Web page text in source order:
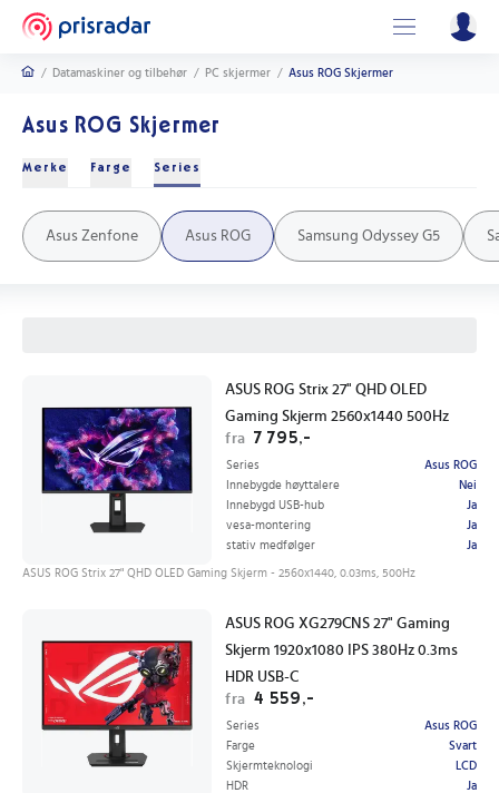
/ Datamaskiner og tilbehør / PC skjermer / Asus ROG Skjermer
Asus ROG Skjermer
Merke Farge Series
Samsung
Asus
Acer
LG
Aoc
Philips
Msi
Lenovo
Dell Svart
Sølv
Hvit
Grå
Blå
Rød
Asus Zenfone Asus ROG Samsung Odyssey G5
ASUS ROG Strix 27" QHD OLED
Gaming Skjerm 2560x1440 500Hz
fra 7 795,-
Series
Asus ROG
Innebygde høyttalere
Nei
Innebygd USB-hub
Ja
vesa-montering
Ja
stativ medfølger
Ja
ASUS ROG Strix 27" QHD OLED Gaming Skjerm - 2560x1440, 0.03ms, 500Hz
ASUS ROG XG279CNS 27" Gaming
Skjerm 1920x1080 IPS 380Hz 0.3ms
HDR USB-C
fra 4 559,-
Series
Asus ROG
Farge
Svart
Skjermteknologi
LCD
HDR
Ja